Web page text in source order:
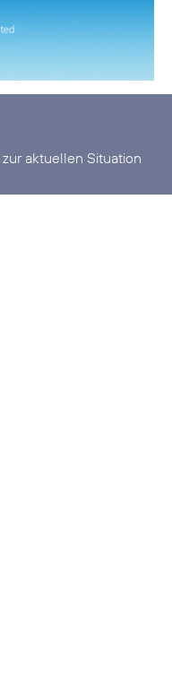
zur aktuellen Situation